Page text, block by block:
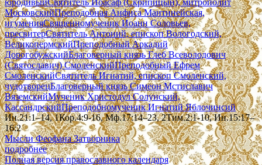
МосковскийПреподобная Анфиса Мантинейская,
игуменияСвященномученик Иоанн Соловьев,
пресвитерСвятитель Антоний, епископ Вологодский,
ВеликопермскийПреподобный Аркадий
ДорогобужскийБлаговерный князь Глеб Всеволодович
(Святославич) СмоленскийПреподобный Ефрем
СмоленскийСвятитель Игнатий, епископ Смоленский,
чудотворецБлаговерный князь Симеон Мстиславич
ВяземскийМученик Христодул Солунский,
КассандрскийПреподобномученик Игнатий Яблочинсий
Ин.21:1–14, 1Кор.4:9-16, Мф.17:14–23, 2Тим.2:1-10, Ин.15:17–
16:2
Мысли Феофана Затворника
подробнее
Полная версия православного календаря